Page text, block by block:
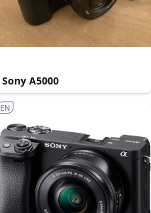
Sony A5000
EN